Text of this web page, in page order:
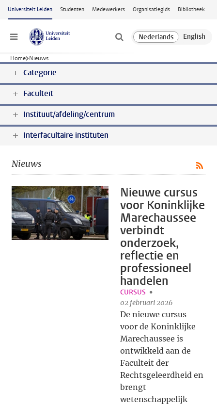
Ga naar hoofdinhoud
Universiteit Leiden Studenten Medewerkers Organisatiegids Bibliotheek
Menu
Home Nieuws
Categorie
Faculteit
Instituut/afdeling/centrum
Interfacultaire instituten
Nieuws
Nieuwe cursus
voor Koninklijke
Marechaussee
verbindt
onderzoek,
reflectie en
professioneel
handelen
CURSUS
02 februari 2026
De nieuwe cursus
voor de Koninklijke
Marechaussee is
ontwikkeld aan de
Faculteit der
Rechtsgeleerdheid en
brengt
wetenschappelijk